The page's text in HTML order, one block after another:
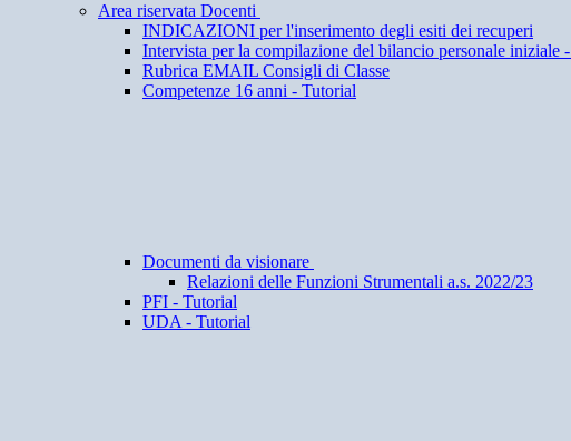
Area riservata Docenti
INDICAZIONI per l'inserimento degli esiti dei recuperi
Intervista per la compilazione del bilancio personale iniziale
Rubrica EMAIL Consigli di Classe
Competenze 16 anni - Tutorial
Documenti da visionare
Relazioni delle Funzioni Strumentali a.s. 2022/23
PFI - Tutorial
UDA - Tutorial